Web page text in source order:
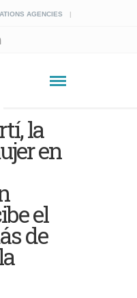
AGENCIES
la
en
el
de